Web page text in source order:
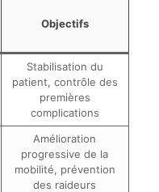
Objectifs
Stabilisation du
patient, contrôle des
premières
complications
Amélioration
progressive de la
mobilité, prévention
des raideurs